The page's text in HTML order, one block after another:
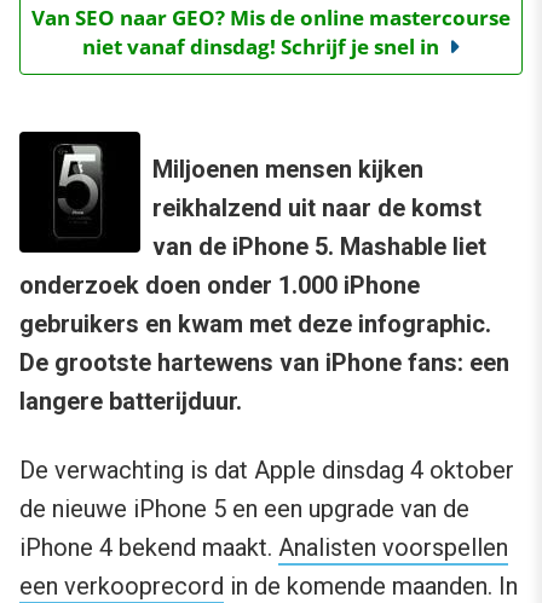
Van SEO naar GEO? Mis de online mastercourse
niet vanaf dinsdag! Schrijf je snel in
Miljoenen mensen kijken
reikhalzend uit naar de komst
van de iPhone 5. Mashable liet
onderzoek doen onder 1.000 iPhone
gebruikers en kwam met deze infographic.
De grootste hartewens van iPhone fans: een
langere batterijduur.
De verwachting is dat Apple dinsdag 4 oktober
de nieuwe iPhone 5 en een upgrade van de
iPhone 4 bekend maakt. Analisten voorspellen
een verkooprecord in de komende maanden. In